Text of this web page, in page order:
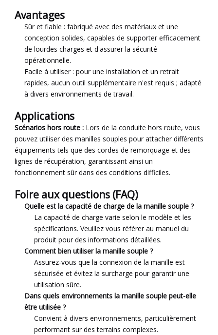
Avantages
Sûr et fiable : fabriqué avec des matériaux et une
conception solides, capables de supporter efficacement
de lourdes charges et d'assurer la sécurité
opérationnelle.
Facile à utiliser : pour une installation et un retrait
rapides, aucun outil supplémentaire n'est requis ; adapté
à divers environnements de travail.
Applications
Scénarios hors route : Lors de la conduite hors route, vous
pouvez utiliser des manilles souples pour attacher différents
équipements tels que des cordes de remorquage et des
lignes de récupération, garantissant ainsi un
fonctionnement sûr dans des conditions difficiles.
Foire aux questions (FAQ)
Quelle est la capacité de charge de la manille souple ?
La capacité de charge varie selon le modèle et les
spécifications. Veuillez vous référer au manuel du
produit pour des informations détaillées.
Comment bien utiliser la manille souple ?
Assurez-vous que la connexion de la manille est
sécurisée et évitez la surcharge pour garantir une
utilisation sûre.
Dans quels environnements la manille souple peut-elle
être utilisée ?
Convient à divers environnements, particulièrement
performant sur des terrains complexes.